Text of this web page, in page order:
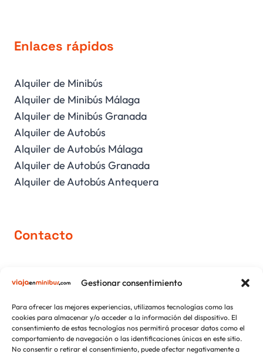
Gestionar consentimiento
Para ofrecer las mejores experiencias, utilizamos tecnologías como las
cookies para almacenar y/o acceder a la información del dispositivo. El
consentimiento de estas tecnologías nos permitirá procesar datos como el
comportamiento de navegación o las identificaciones únicas en este sitio.
No consentir o retirar el consentimiento, puede afectar negativamente a
Enlaces rápidos
Alquiler de Minibús
Alquiler de Minibús Málaga
Alquiler de Minibús Granada
Alquiler de Autobús
Alquiler de Autobús Málaga
Alquiler de Autobús Granada
Alquiler de Autobús Antequera
Contacto
+34 952 751 426
+34 639 171 150